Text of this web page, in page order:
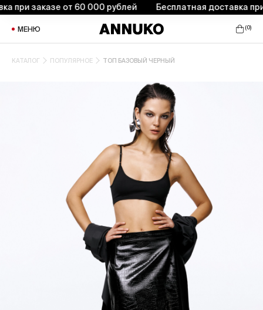
заказе от 60 000 рублей Бесплатная доставка при
МЕНЮ (0)
КАТАЛОГ ПОПУЛЯРНОЕ ТОП БАЗОВЫЙ ЧЕРНЫЙ